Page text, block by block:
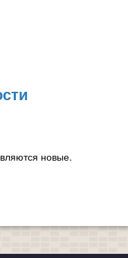
новые.